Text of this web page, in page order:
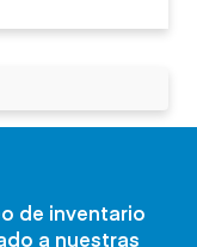
de inventario
a nuestras